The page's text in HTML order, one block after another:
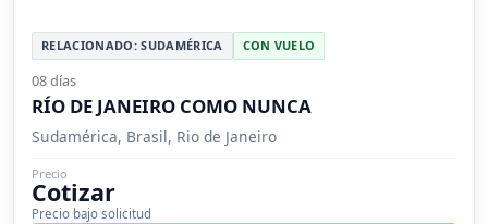
RELACIONADO: SUDAMÉRICA CON VUELO
08 días
RÍO DE JANEIRO COMO NUNCA
Sudamérica, Brasil, Rio de Janeiro
Precio
Cotizar
Precio bajo solicitud